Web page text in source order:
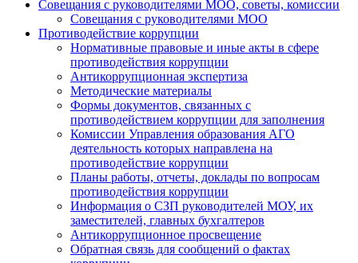
Совещания с руководителями МОО, советы, комиссии
Совещания с руководителями МОО
Противодействие коррупции
Нормативные правовые и иные акты в сфере
противодействия коррупции
Антикоррупционная экспертиза
Методические материалы
Формы документов, связанных с
противодействием коррупции для заполнения
Комиссии Управления образования АГО
деятельность которых направлена на
противодействие коррупции
Планы работы, отчеты, доклады по вопросам
противодействия коррупции
Информация о СЗП руководителей МОУ, их
заместителей, главных бухгалтеров
Антикоррупционное просвещение
Обратная связь для сообщений о фактах